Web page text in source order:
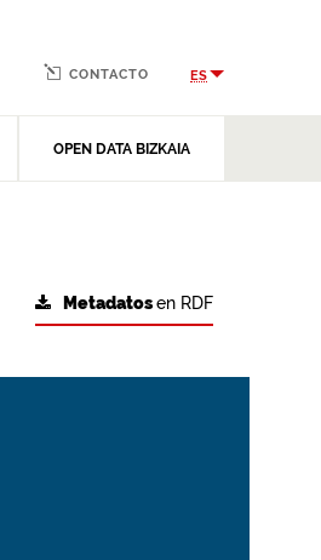
OPEN DATA BIZKAIA
CONTACTO ES
Metadatosen RDF